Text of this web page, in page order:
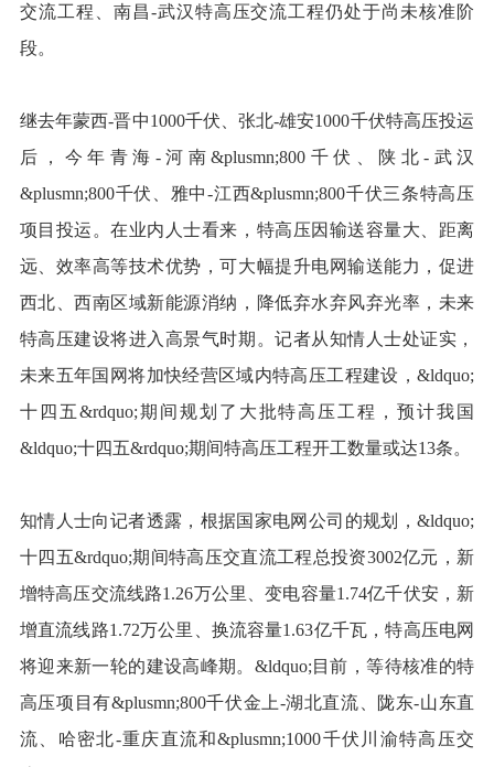
交流工程、南昌-武汉特高压交流工程仍处于尚未核准阶
段。
继去年蒙西-晋中1000千伏、张北-雄安1000千伏特高压投运
后，今年青海-河南&plusmn;800千伏、陕北-武汉
&plusmn;800千伏、雅中-江西&plusmn;800千伏三条特高压
项目投运。在业内人士看来，特高压因输送容量大、距离
远、效率高等技术优势，可大幅提升电网输送能力，促进
西北、西南区域新能源消纳，降低弃水弃风弃光率，未来
特高压建设将进入高景气时期。记者从知情人士处证实，
未来五年国网将加快经营区域内特高压工程建设，&ldquo;
十四五&rdquo;期间规划了大批特高压工程，预计我国
&ldquo;十四五&rdquo;期间特高压工程开工数量或达13条。
知情人士向记者透露，根据国家电网公司的规划，&ldquo;
十四五&rdquo;期间特高压交直流工程总投资3002亿元，新
增特高压交流线路1.26万公里、变电容量1.74亿千伏安，新
增直流线路1.72万公里、换流容量1.63亿千瓦，特高压电网
将迎来新一轮的建设高峰期。&ldquo;目前，等待核准的特
高压项目有&plusmn;800千伏金上-湖北直流、陇东-山东直
流、哈密北-重庆直流和&plusmn;1000千伏川渝特高压交